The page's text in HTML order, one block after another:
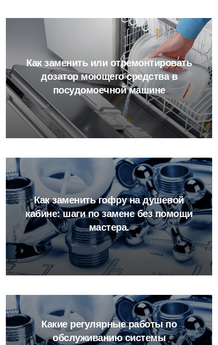
Как заменить или отремонтировать
дозатор моющего средства в
посудомоечной машине
Как заменить гофру на душевой
кабине: шаги по замене без помощи
мастера.
Какие регулярные работы по
обслуживанию системы